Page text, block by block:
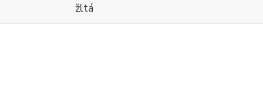
žltá